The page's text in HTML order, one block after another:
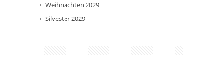
Weihnachten 2029
Silvester 2029